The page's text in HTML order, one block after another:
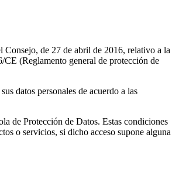
Consejo, de 27 de abril de 2016, relativo a la
CE (Reglamento general de protección de
datos personales de acuerdo a las
de Protección de Datos. Estas condiciones
o servicios, si dicho acceso supone alguna